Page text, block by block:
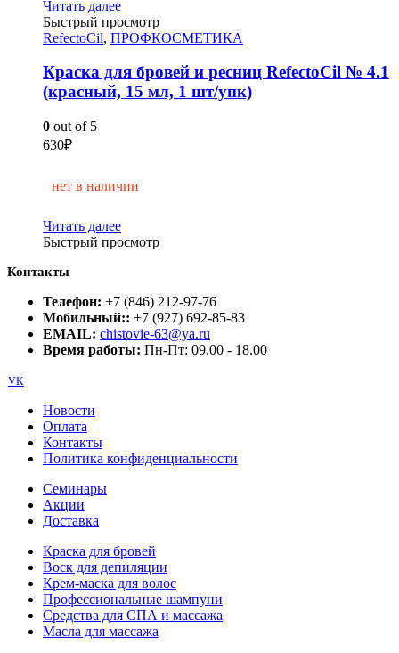
Читать далее
Быстрый просмотр
RefectoCil, ПРОФКОСМЕТИКА
Краска для бровей и ресниц RefectoCil № 4.1
(красный, 15 мл, 1 шт/упк)
0 out of 5
630₽
нет в наличии
Читать далее
Быстрый просмотр
Контакты
Телефон: +7 (846) 212-97-76
Мобильный:: +7 (927) 692-85-83
EMAIL: chistovie-63@ya.ru
Время работы: Пн-Пт: 09.00 - 18.00
VK
Новости
Оплата
Контакты
Политика конфиденциальности
Семинары
Акции
Доставка
Краска для бровей
Воск для депиляции
Крем-маска для волос
Профессиональные шампуни
Средства для СПА и массажа
Масла для массажа